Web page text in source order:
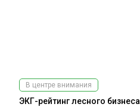
В центре внимания
ЭКГ-рейтинг лесного бизнеса